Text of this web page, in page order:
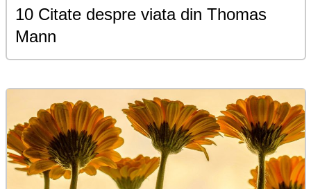
10 Citate despre viata din Thomas
Mann